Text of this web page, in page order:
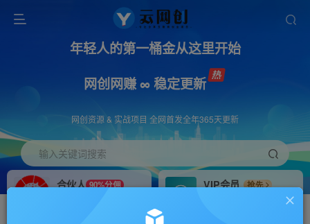
年轻人的第一桶金从这里开始
网创网赚 ∞ 稳定更新
网创资源 & 实战项目 全网首发全年365天更新
输入关键词搜索
合伙人 90%分佣
VIP会员
抢先